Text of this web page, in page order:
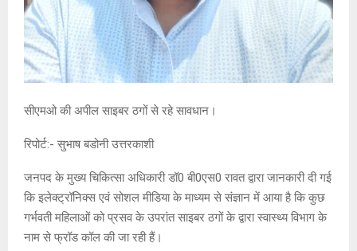
सीएमओ की अपील साइबर ठगों से रहे सावधान।
रिपोर्ट:- सुभाष बडोनी उत्तरकाशी
जनपद के मुख्य चिकित्सा अधिकारी डॉ0 बी0एस0 रावत द्वारा जानकारी दी गई
कि इलेक्ट्रॉनिक्स एवं सोशल मीडिया के माध्यम से संज्ञान में आया है कि कुछ
गर्भवती महिलाओं को प्रसव के उपरांत साइबर ठगों के द्वारा स्वास्थ्य विभाग के
नाम से फ्रॉड कॉल की जा रही हैं।